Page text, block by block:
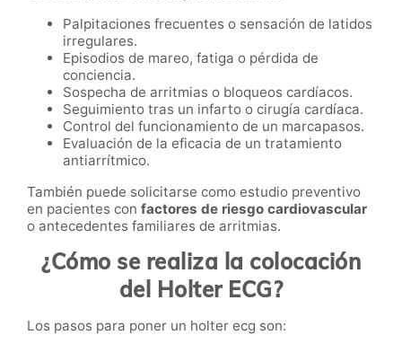
Palpitaciones frecuentes o sensación de latidos
irregulares.
Episodios de mareo, fatiga o pérdida de
conciencia.
Sospecha de arritmias o bloqueos cardíacos.
Seguimiento tras un infarto o cirugía cardíaca.
Control del funcionamiento de un marcapasos.
Evaluación de la eficacia de un tratamiento
antiarrítmico.
También puede solicitarse como estudio preventivo
en pacientes con factores de riesgo cardiovascular
o antecedentes familiares de arritmias.
¿Cómo se realiza la colocación
del Holter ECG?
Los pasos para poner un holter ecg son: